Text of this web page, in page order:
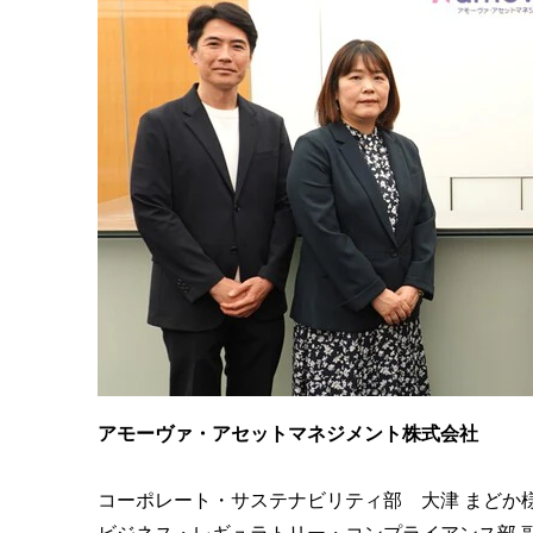
アモーヴァ・アセットマネジメント株式会社
コーポレート・サステナビリティ部 大津 まどか